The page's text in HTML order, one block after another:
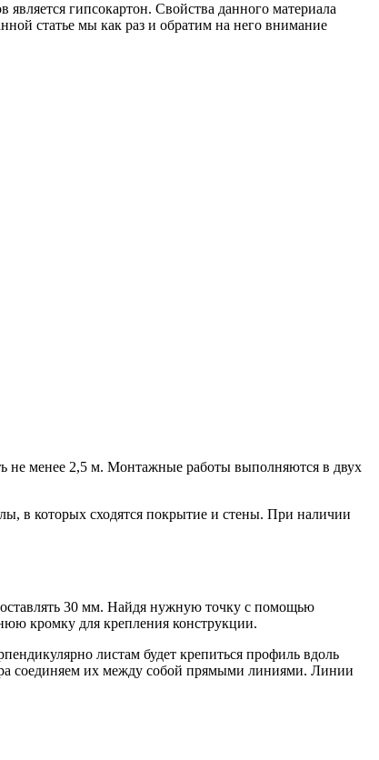
гипсокартон. Свойства данного материала
статье мы как раз и обратим на него внимание
не менее 2,5 м. Монтажные работы выполняются в двух
в которых сходятся покрытие и стены. При наличии
30 мм. Найдя нужную точку с помощью
кромку для крепления конструкции.
листам будет крепиться профиль вдоль
соединяем их между собой прямыми линиями. Линии